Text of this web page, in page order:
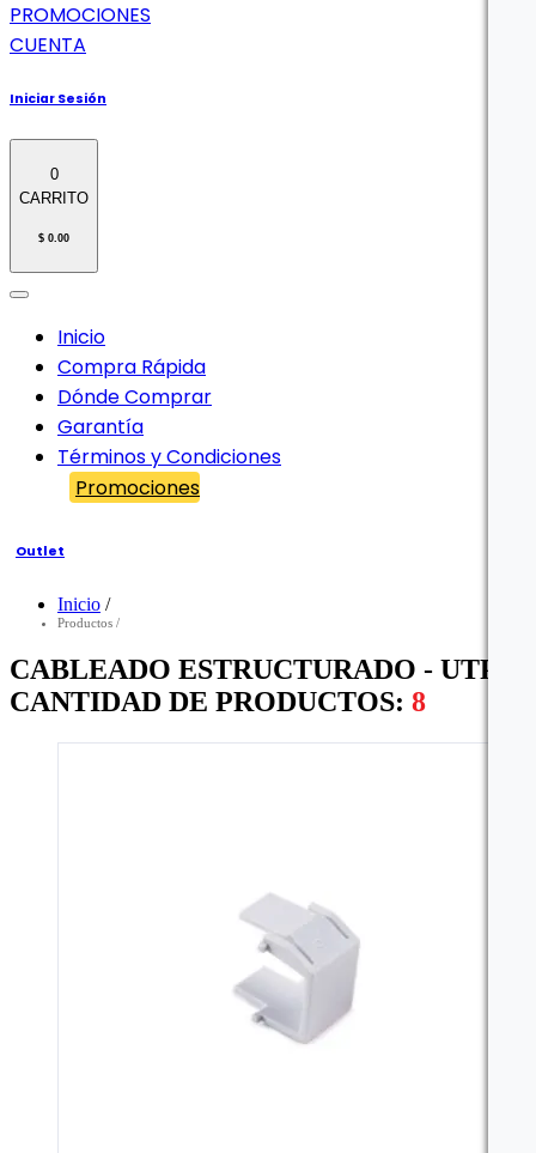
PROMOCIONES
CUENTA
Iniciar Sesión
0
CARRITO
$ 0.00
Inicio
Compra Rápida
Dónde Comprar
Garantía
Términos y Condiciones
Promociones
Outlet
Inicio /
Productos /
CABLEADO ESTRUCTURADO - UTP -
CANTIDAD DE PRODUCTOS: 8